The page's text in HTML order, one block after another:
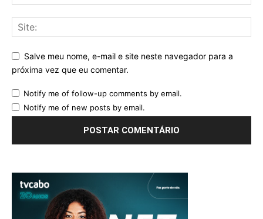
Salve meu nome, e-mail e site neste navegador para a
próxima vez que eu comentar.
Notify me of follow-up comments by email.
Notify me of new posts by email.